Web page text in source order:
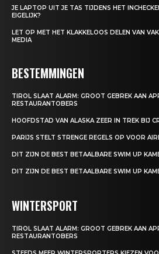
JE LAPTOP UIT JE TAS TIJDENS HET
EIGELIJK?
LET OP MET HET KLAKKELOOS DELEN VAN
MEDIA
BESTEMMINGEN
TIROL SLAAT ALARM: GROOT GEBREK AAN
RESTAURANTOBERS
HOOFDSTAD VAN ALASKA ZEER IN TREK BIJ
PARIJS STELT STRENGE REGELS OP VOOR
DIT ZIJN DE BEST BETAALBARE SWIM UP
DIT ZIJN DE BEST BETAALBARE SWIM UP
WINTERSPORT
TIROL SLAAT ALARM: GROOT GEBREK AAN
RESTAURANTOBERS